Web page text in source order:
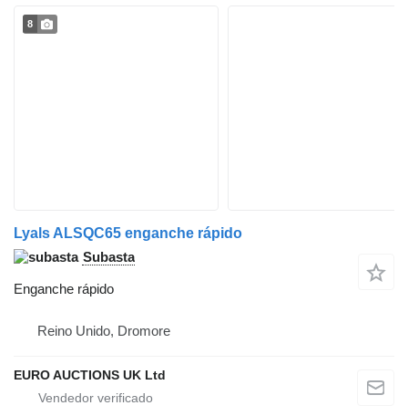
8
Lyals ALSQC65 enganche rápido
Subasta
Enganche rápido
Reino Unido, Dromore
EURO AUCTIONS UK Ltd